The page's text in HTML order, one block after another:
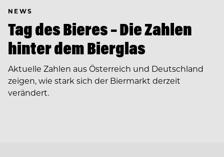
NEWS
Tag des Bieres – Die Zahlen
hinter dem Bierglas
Aktuelle Zahlen aus Österreich und Deutschland
zeigen, wie stark sich der Biermarkt derzeit
verändert.